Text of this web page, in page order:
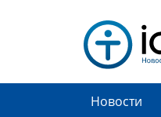
Новости